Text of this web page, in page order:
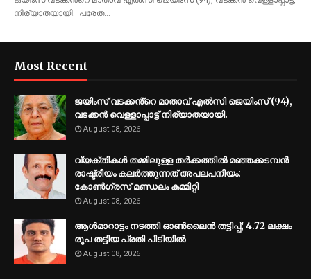
നിര്യാതയായി. പരേത…
Most Recent
ജയിംസ് വടക്കൻ്റെ മാതാവ് എൽസി ജെയിംസ് (94),
വടക്കൻ വെള്ളാപ്പാട്ട് നിര്യാതയായി.
August 08, 2026
വ്യക്തികൾ തമ്മിലുള്ള തർക്കത്തിൽ മഞ്ഞക്കടമ്പൻ
രാഷ്ട്രീയം കലർത്തുന്നത് അപലപനീയം:
കോൺഗ്രസ് മണ്ഡലം കമ്മിറ്റി
August 08, 2026
ആൾമാറാട്ടം നടത്തി ഓൺലൈൻ തട്ടിപ്പ്; 4.72 ലക്ഷം
രൂപ തട്ടിയ പ്രതി പിടിയിൽ
August 08, 2026